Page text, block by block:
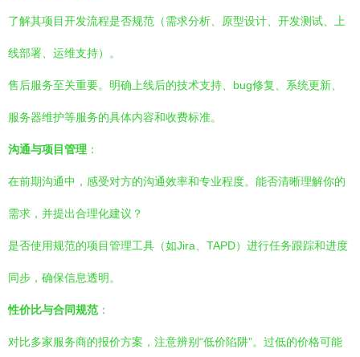
了解其项目开发流程是否规范（需求分析、原型设计、开发测试、上
线部署、运维支持）。
售后服务至关重要。明确上线后的技术支持、bug修复、系统更新、
服务器维护等服务的具体内容和收费标准。
沟通与项目管理 ：
在前期沟通中，感受对方的沟通效率和专业程度。能否清晰理解你的
需求，并提出合理化建议？
是否使用规范的项目管理工具（如Jira、TAPD）进行任务跟踪和进度
同步，确保信息透明。
性价比与合同规范 ：
对比多家服务商的报价方案，注意辨别“低价陷阱”。过低的价格可能